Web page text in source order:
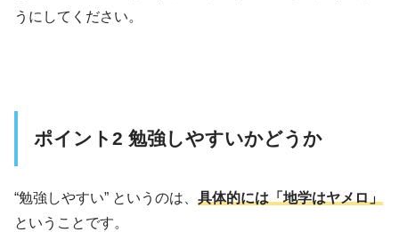
うにしてください。
ポイント2 勉強しやすいかどうか
“勉強しやすい” というのは、具体的には「地学はヤメロ」
ということです。